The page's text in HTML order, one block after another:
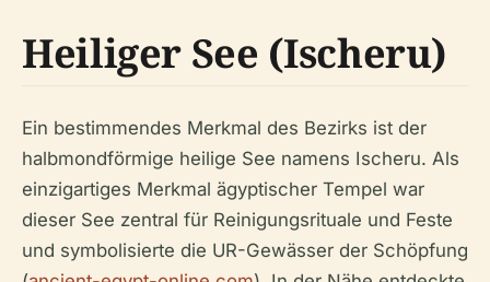
Heiliger See (Ischeru)
Ein bestimmendes Merkmal des Bezirks ist der
halbmondförmige heilige See namens Ischeru. Als
einzigartiges Merkmal ägyptischer Tempel war
dieser See zentral für Reinigungsrituale und Feste
und symbolisierte die UR-Gewässer der Schöpfung